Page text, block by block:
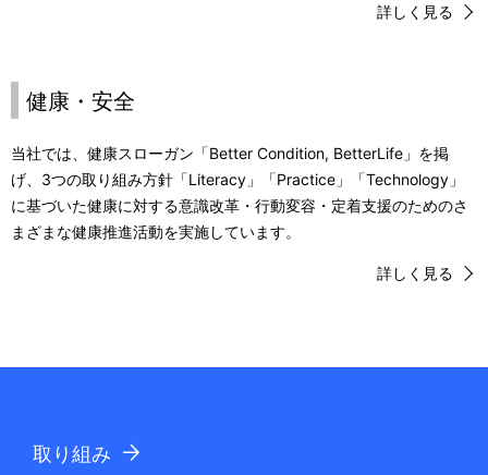
詳しく見る
健康・安全
当社では、健康スローガン「Better Condition, BetterLife」を掲
げ、3つの取り組み方針「Literacy」「Practice」「Technology」
に基づいた健康に対する意識改革・行動変容・定着支援のためのさ
まざまな健康推進活動を実施しています。
詳しく見る
取り組み